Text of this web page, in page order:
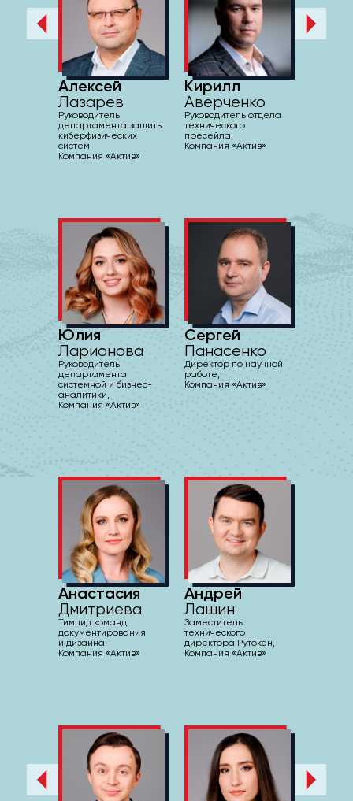
Кирилл
Аверченко
Руководитель отдела
технического
пресейла,
Компания «Актив»
Алексей
Лазарев
Руководитель
департамента защиты
киберфизических
систем,
Компания «Актив»
Сергей
Панасенко
Директор по научной
работе,
Компания «Актив»
Юлия
Ларионова
Руководитель
департамента
системной и бизнес-
аналитики,
Компания «Актив»
Анастасия
Дмитриева
Тимлид команд
документирования
и дизайна,
Компания «Актив»
Андрей
Лашин
Заместитель
технического
директора Рутокен,
Компания «Актив»